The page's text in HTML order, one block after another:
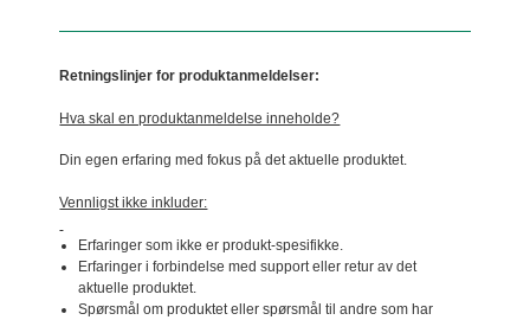
Retningslinjer for produktanmeldelser:
Hva skal en produktanmeldelse inneholde?
Din egen erfaring med fokus på det aktuelle produktet.
Vennligst ikke inkluder:
Erfaringer som ikke er produkt-spesifikke.
Erfaringer i forbindelse med support eller retur av det
aktuelle produktet.
Spørsmål om produktet eller spørsmål til andre som har